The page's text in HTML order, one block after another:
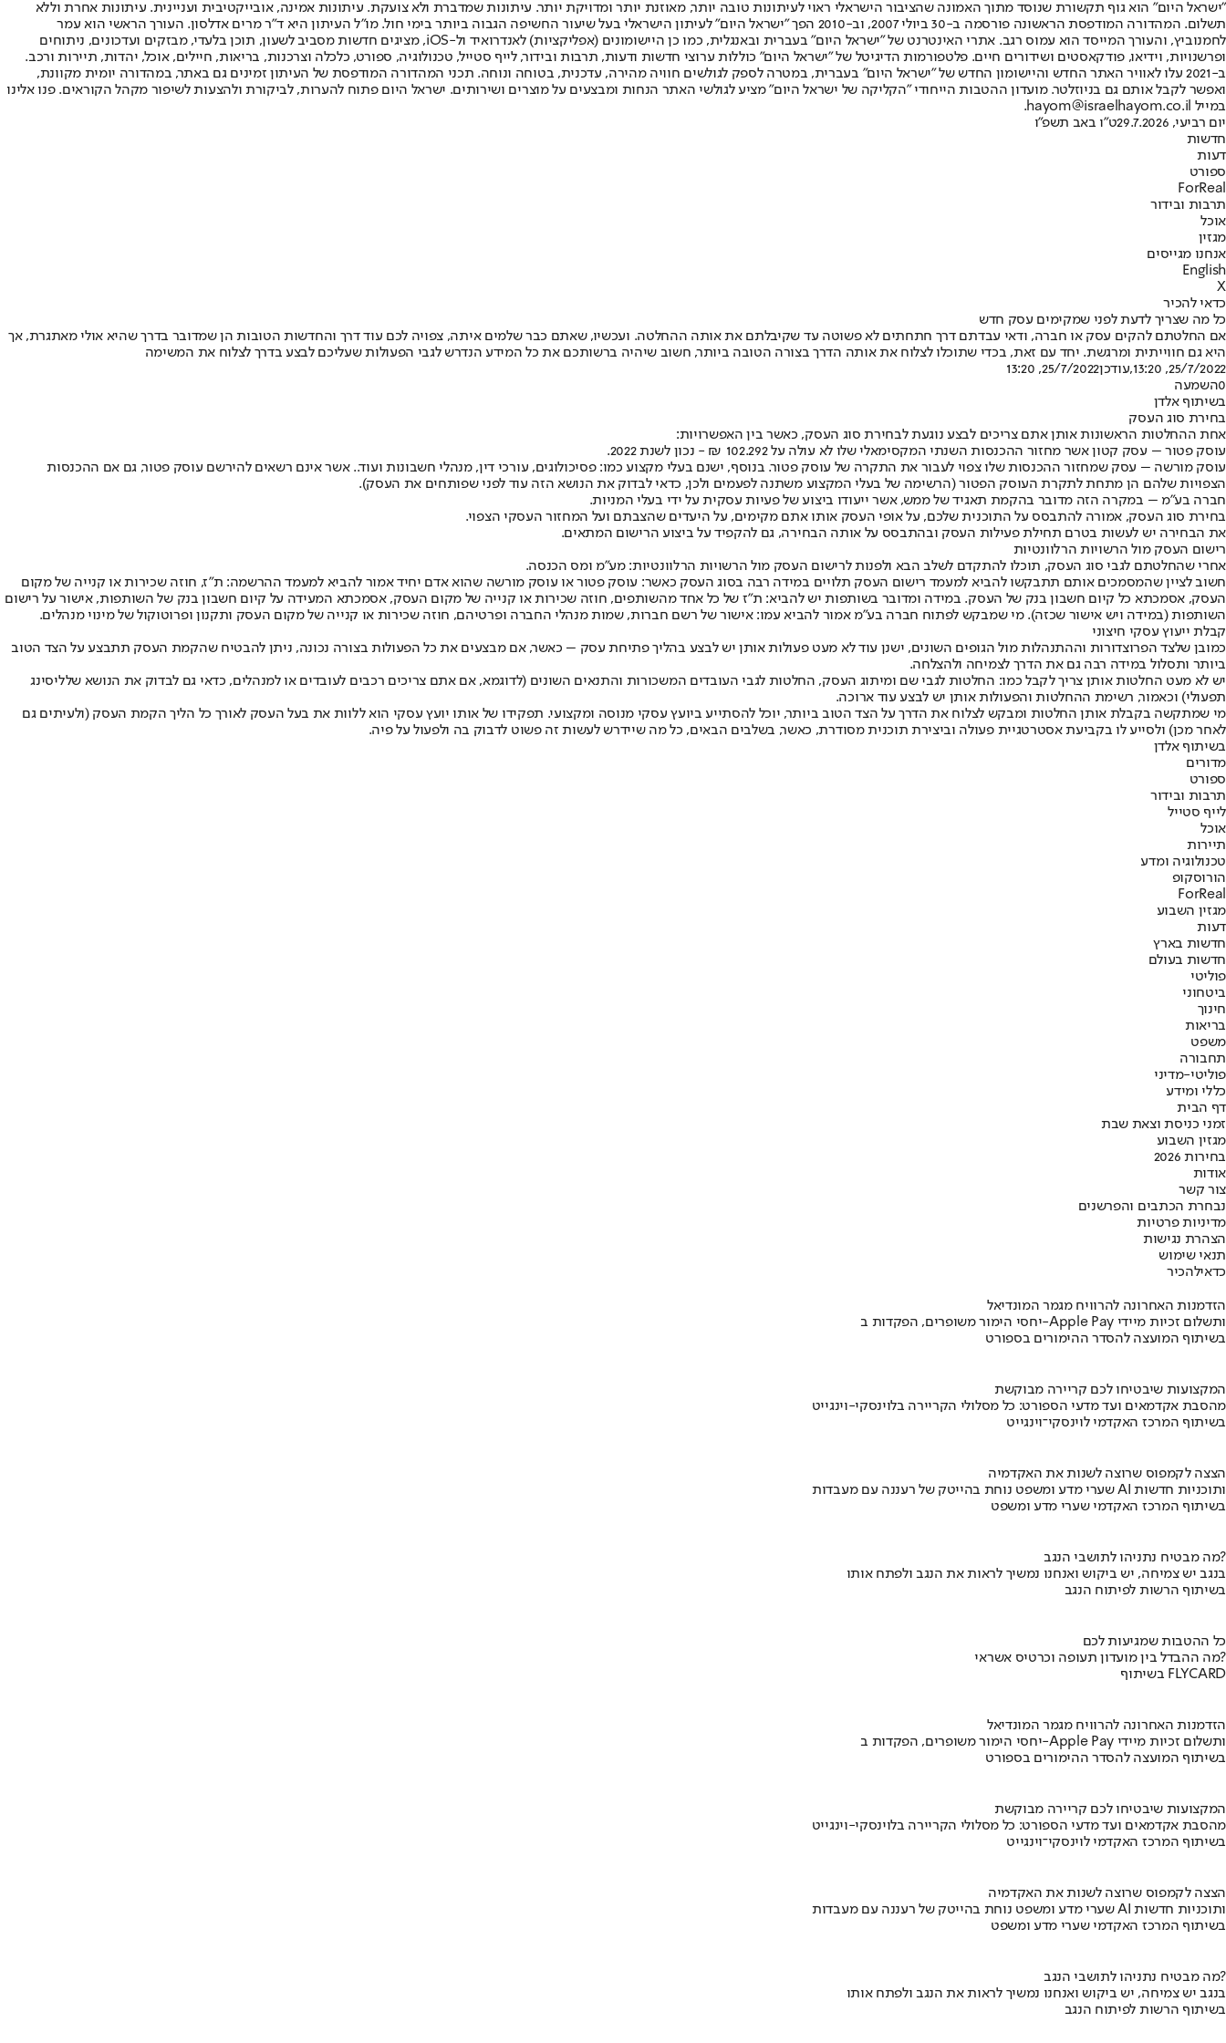
"ישראל היום" הוא גוף תקשורת שנוסד מתוך האמונה שהציבור הישראלי ראוי לעיתונות טובה יותר, מאוזנת יותר ומדויקת יותר. עיתונות שמדברת ולא צועקת. עיתונות אמינה, אובייקטיבית ועניינית. עיתונות אחרת וללא
תשלום. המהדורה המודפסת הראשונה פורסמה ב-30 ביולי 2007, וב-2010 הפך "ישראל היום" לעיתון הישראלי בעל שיעור החשיפה הגבוה ביותר בימי חול. מו"ל העיתון היא ד"ר מרים אדלסון. העורך הראשי הוא עמר
לחמנוביץ, והעורך המייסד הוא עמוס רגב. אתרי האינטרנט של "ישראל היום" בעברית ובאנגלית, כמו כן היישומונים (אפליקציות) לאנדרואיד ול-iOS, מציגים חדשות מסביב לשעון, תוכן בלעדי, מבזקים ועדכונים, ניתוחים
ופרשנויות, וידיאו, פודקאסטים ושידורים חיים. פלטפורמות הדיגיטל של "ישראל היום" כוללות ערוצי חדשות ודעות, תרבות ובידור, לייף סטייל, טכנולוגיה, ספורט, כלכלה וצרכנות, בריאות, חיילים, אוכל, יהדות, תיירות ורכב.
ב-2021 עלו לאוויר האתר החדש והיישומון החדש של "ישראל היום" בעברית, במטרה לספק לגולשים חוויה מהירה, עדכנית, בטוחה ונוחה. תכני המהדורה המודפסת של העיתון זמינים גם באתר, במהדורה יומית מקוונת,
ואפשר לקבל אותם גם בניוזלטר. מועדון ההטבות הייחודי "הקליקה של ישראל היום" מציע לגולשי האתר הנחות ומבצעים על מוצרים ושירותים. ישראל היום פתוח להערות, לביקורת ולהצעות לשיפור מקהל הקוראים. פנו אלינו
במייל hayom@israelhayom.co.il.
יום רביעי, 29.7.2026
ט"ו באב תשפ"ו
חדשות
דעות
ספורט
ForReal
תרבות ובידור
אוכל
מגזין
אנחנו מגייסים
English
X
כדאי להכיר
כל מה שצריך לדעת לפני שמקימים עסק חדש
אם החלטתם להקים עסק או חברה, ודאי עבדתם דרך חתחתים לא פשוטה עד שקיבלתם את אותה ההחלטה. ועכשיו, שאתם כבר שלמים איתה, צפויה לכם עוד דרך והחדשות הטובות הן שמדובר בדרך שהיא אולי מאתגרת, אך
היא גם חווייתית ומרגשת. יחד עם זאת, בכדי שתוכלו לצלוח את אותה הדרך בצורה הטובה ביותר, חשוב שיהיה ברשותכם את כל המידע הנדרש לגבי הפעולות שעליכם לבצע בדרך לצלוח את המשימה
25/7/2022, 13:20
,עודכן25/7/2022, 13:20
0השמעה
בשיתוף אלדן
בחירת סוג העסק
אחת ההחלטות הראשונות אותן אתם צריכים לבצע נוגעת לבחירת סוג העסק, כאשר בין האפשרויות:
עוסק פטור – עסק קטון אשר מחזור ההכנסות השנתי המקסימאלי שלו לא עולה על 102.292 ₪ - נכון לשנת 2022.
עוסק מורשה – עסק שמחזור ההכנסות שלו צפוי לעבור את התקרה של עוסק פטור. בנוסף, ישנם בעלי מקצוע כמו: פסיכולוגים, עורכי דין, מנהלי חשבונות ועוד.. אשר אינם רשאים להירשם עוסק פטור, גם אם ההכנסות
הצפויות שלהם הן מתחת לתקרת העוסק הפטור (הרשימה של בעלי המקצוע משתנה לפעמים ולכן, כדאי לבדוק את הנושא הזה עוד לפני שפותחים את העסק).
חברה בע"מ – במקרה הזה מדובר בהקמת תאגיד של ממש, אשר ייעודו ביצוע של פעיות עסקית על ידי בעלי המניות.
בחירת סוג העסק, אמורה להתבסס על התוכנית שלכם, על אופי העסק אותו אתם מקימים, על היעדים שהצבתם ועל המחזור העסקי הצפוי.
את הבחירה יש לעשות בטרם תחילת פעילות העסק ובהתבסס על אותה הבחירה, גם להקפיד על ביצוע הרישום המתאים.
רישום העסק מול הרשויות הרלוונטיות
אחרי שהחלטתם לגבי סוג העסק, תוכלו להתקדם לשלב הבא ולפנות לרישום העסק מול הרשויות הרלוונטיות: מע"מ ומס הכנסה.
חשוב לציין שהמסמכים אותם תתבקשו להביא למעמד רישום העסק תלויים במידה רבה בסוג העסק כאשר: עוסק פטור או עוסק מורשה שהוא אדם יחיד אמור להביא למעמד ההרשמה: ת"ז, חוזה שכירות או קנייה של מקום
העסק, אסמכתא כל קיום חשבון בנק של העסק. במידה ומדובר בשותפות יש להביא: ת"ז של כל אחד מהשותפים, חוזה שכירות או קנייה של מקום העסק, אסמכתא המעידה על קיום חשבון בנק של השותפות, אישור על רישום
השותפות (במידה ויש אישור שכזה). מי שמבקש לפתוח חברה בע"מ אמור להביא עמו: אישור של רשם חברות, שמות מנהלי החברה ופרטיהם, חוזה שכירות או קנייה של מקום העסק ותקנון ופרוטוקול של מינוי מנהלים.
קבלת ייעוץ עסקי חיצוני
כמובן שלצד הפרוצדורות וההתנהלות מול הגופים השונים, ישנן עוד לא מעט פעולות אותן יש לבצע בהליך פתיחת עסק – כאשר, אם מבצעים את כל הפעולות בצורה נכונה, ניתן להבטיח שהקמת העסק תתבצע על הצד הטוב
ביותר ותסלול במידה רבה גם את הדרך לצמיחה ולהצלחה.
יש לא מעט החלטות אותן צריך לקבל כמו: החלטות לגבי שם ומיתוג העסק, החלטות לגבי העובדים המשכורות והתנאים השונים (לדוגמא, אם אתם צריכים רכבים לעובדים או למנהלים, כדאי גם לבדוק את הנושא שלליסינג
תפעולי) וכאמור, רשימת ההחלטות והפעולות אותן יש לבצע עוד ארוכה.
מי שמתקשה בקבלת אותן החלטות ומבקש לצלוח את הדרך על הצד הטוב ביותר, יוכל להסתייע ביועץ עסקי מנוסה ומקצועי. תפקידו של אותו יועץ עסקי הוא ללוות את בעל העסק לאורך כל הליך הקמת העסק (ולעיתים גם
לאחר מכן) ולסייע לו בקביעת אסטרטגיית פעולה וביצירת תוכנית מסודרת, כאשר, בשלבים הבאים, כל מה שיידרש לעשות זה פשוט לדבוק בה ולפעול על פיה.
בשיתוף אלדן
מדורים
ספורט
תרבות ובידור
לייף סטייל
אוכל
תיירות
טכנולוגיה ומדע
הורוסקופ
ForReal
מגזין השבוע
דעות
חדשות בארץ
חדשות בעולם
פוליטי
ביטחוני
חינוך
בריאות
משפט
תחבורה
פוליטי-מדיני
כללי ומידע
דף הבית
זמני כניסת וצאת שבת
מגזין השבוע
בחירות 2026
אודות
צור קשר
נבחרת הכתבים והפרשנים
מדיניות פרטיות
הצהרת נגישות
תנאי שימוש
כדאילהכיר
הזדמנות האחרונה להרוויח מגמר המונדיאל
יחסי הימור משופרים, הפקדות ב-Apple Pay ותשלום זכיות מיידי
בשיתוף המועצה להסדר ההימורים בספורט
המקצועות שיבטיחו לכם קריירה מבוקשת
מהסבת אקדמאים ועד מדעי הספורט: כל מסלולי הקריירה בלוינסקי-וינגייט
בשיתוף המרכז האקדמי לוינסקי־וינגייט
הצצה לקמפוס שרוצה לשנות את האקדמיה
שערי מדע ומשפט נוחת בהייטק של רעננה עם מעבדות AI ותוכניות חדשות
בשיתוף המרכז האקדמי שערי מדע ומשפט
מה מבטיח נתניהו לתושבי הנגב?
בנגב יש צמיחה, יש ביקוש ואנחנו נמשיך לראות את הנגב ולפתח אותו
בשיתוף הרשות לפיתוח הנגב
כל ההטבות שמגיעות לכם
מה ההבדל בין מועדון תעופה וכרטיס אשראי?
בשיתוף FLYCARD
הזדמנות האחרונה להרוויח מגמר המונדיאל
יחסי הימור משופרים, הפקדות ב-Apple Pay ותשלום זכיות מיידי
בשיתוף המועצה להסדר ההימורים בספורט
המקצועות שיבטיחו לכם קריירה מבוקשת
מהסבת אקדמאים ועד מדעי הספורט: כל מסלולי הקריירה בלוינסקי-וינגייט
בשיתוף המרכז האקדמי לוינסקי־וינגייט
הצצה לקמפוס שרוצה לשנות את האקדמיה
שערי מדע ומשפט נוחת בהייטק של רעננה עם מעבדות AI ותוכניות חדשות
בשיתוף המרכז האקדמי שערי מדע ומשפט
מה מבטיח נתניהו לתושבי הנגב?
בנגב יש צמיחה, יש ביקוש ואנחנו נמשיך לראות את הנגב ולפתח אותו
בשיתוף הרשות לפיתוח הנגב